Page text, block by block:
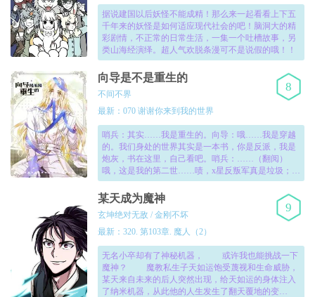
据说建国以后妖怪不能成精！那么来一起看看上下五
千年来的妖怪是如何适应现代社会的吧！脑洞大的精
彩剧情，不正常的日常生活，一集一个吐槽故事，另
类山海经演绎。超人气欢脱条漫可不是说假的哦！！
向导是不是重生的
不间不界
最新：070 谢谢你来到我的世界
8
哨兵：其实……我是重生的。向导：哦……我是穿越
的。我们身处的世界其实是一本书，你是反派，我是
炮灰，书在这里，自己看吧。哨兵：……（翻阅）
哦，这是我的第二世……啧，x星反叛军真是垃圾；y
国政府未免太没用了吧；z星盗团团长脑子有坑吗，为
爱叛变？向导：居然不止重生了一世？哨兵：这是第
三世，没想到还会重生，更没想到万幸之中遇到了你
——向导：遇到我如何？哨兵：既然遇到了你，我决
定……为你改邪归正。！
某天成为魔神
玄坤绝对无敌 / 金刚不坏
最新：320. 第103章. 魔人（2）
9
无名小卒却有了神秘机器， 或许我也能挑战一下
魔神？ 魔教私生子天如运饱受蔑视和生命威胁，
某天来自未来的后人突然出现，给天如运的身体注入
了纳米机器，从此他的人生发生了翻天覆地的变